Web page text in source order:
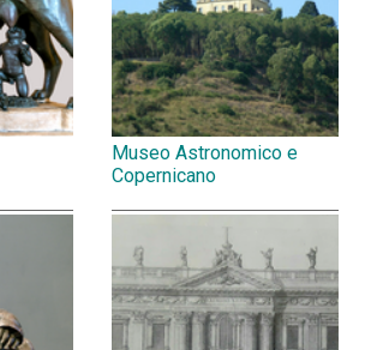
Museo Astronomico e
Copernicano